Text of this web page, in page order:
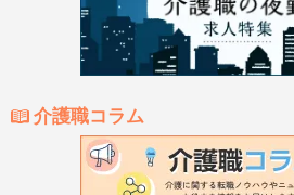
介護職コラム